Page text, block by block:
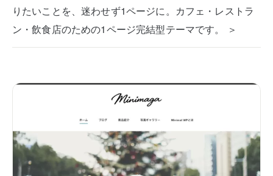
りたいことを、迷わせず1ページに。カフェ・レストラ
ン・飲食店のための1ページ完結型テーマです。 ＞